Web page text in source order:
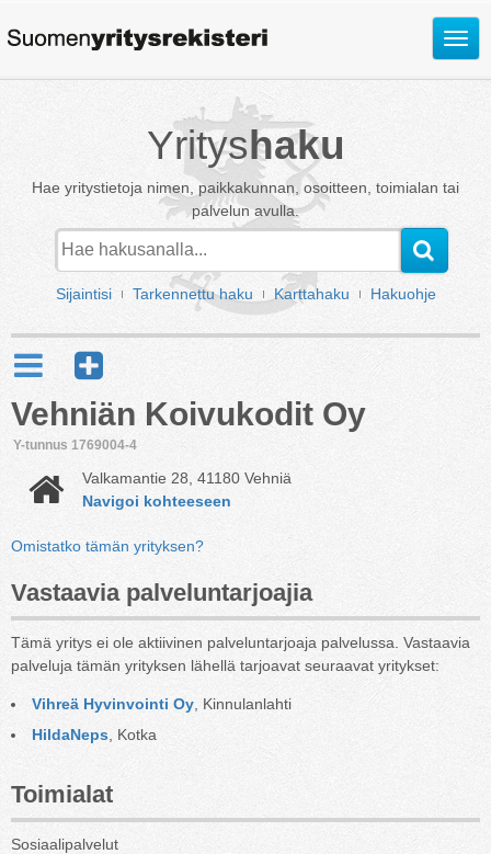
Avaa
Yrityshaku
Hae yritystietoja nimen, paikkakunnan, osoitteen, toimialan tai
palvelun avulla.
Sijaintisi Tarkennettu haku Karttahaku Hakuohje
Vehniän Koivukodit Oy
Y-tunnus 1769004-4
Valkamantie 28, 41180 Vehniä
Navigoi kohteeseen
Omistatko tämän yrityksen?
Vastaavia palveluntarjoajia
Tämä yritys ei ole aktiivinen palveluntarjoaja palvelussa. Vastaavia
palveluja tämän yrityksen lähellä tarjoavat seuraavat yritykset:
Vihreä Hyvinvointi Oy , Kinnulanlahti
HildaNeps , Kotka
Toimialat
Sosiaalipalvelut